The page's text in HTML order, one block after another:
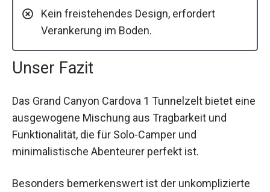
Kein freistehendes Design, erfordert
Verankerung im Boden.
Unser Fazit
Das Grand Canyon Cardova 1 Tunnelzelt bietet eine
ausgewogene Mischung aus Tragbarkeit und
Funktionalität, die für Solo-Camper und
minimalistische Abenteurer perfekt ist.
Besonders bemerkenswert ist der unkomplizierte